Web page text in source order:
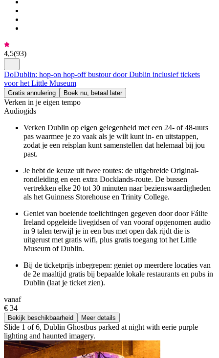
4,5(93)
DoDublin: hop-on hop-off bustour door Dublin inclusief tickets
voor het Little Museum
Gratis annulering Boek nu, betaal later
Verken in je eigen tempo
Audiogids
Verken Dublin op eigen gelegenheid met een 24- of 48-uurs
pas waarmee je zo vaak als je wilt kunt in- en uitstappen,
zodat je een reisplan kunt samenstellen dat helemaal bij jou
past.
Je hebt de keuze uit twee routes: de uitgebreide Original-
rondleiding en een extra Docklands-route. De bussen
vertrekken elke 20 tot 30 minuten naar bezienswaardigheden
als het Guinness Storehouse en Trinity College.
Geniet van boeiende toelichtingen gegeven door door Fáilte
Ireland opgeleide livegidsen of van vooraf opgenomen audio
in 9 talen terwijl je in een bus met open dak rijdt die is
uitgerust met gratis wifi, plus gratis toegang tot het Little
Museum of Dublin.
Bij de ticketprijs inbegrepen: geniet op meerdere locaties van
de 2e maaltijd gratis bij bepaalde lokale restaurants en pubs in
Dublin (laat je ticket zien).
vanaf
€ 34
Bekijk beschikbaarheid Meer details
Slide 1 of 6, Dublin Ghostbus parked at night with eerie purple
lighting and haunted imagery.